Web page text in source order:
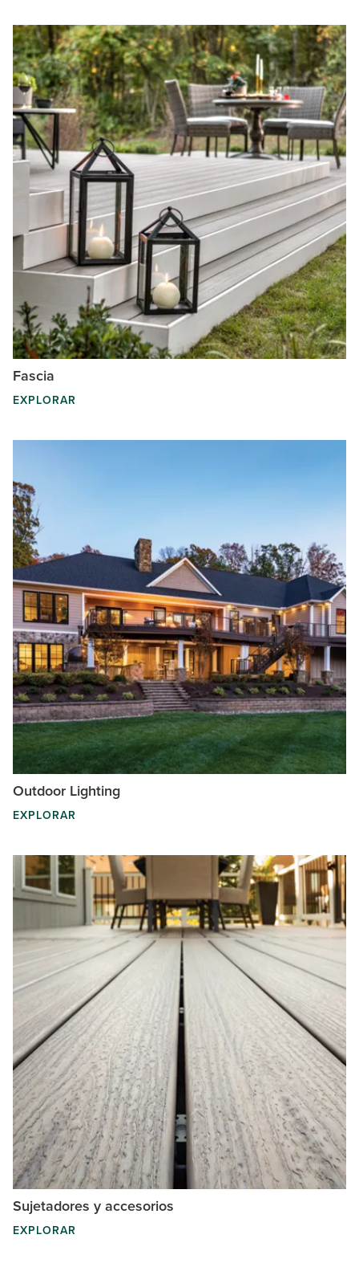
Fascia
EXPLORAR
Outdoor Lighting
EXPLORAR
Sujetadores y accesorios
EXPLORAR